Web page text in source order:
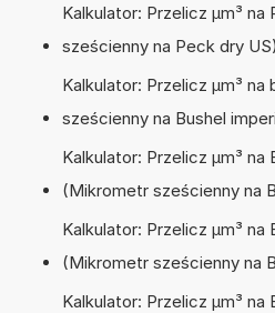
Kalkulator: Przelicz µm³
sześcienny na Peck dry US)
Kalkulator: Przelicz µm³
sześcienny na Bushel
Kalkulator: Przelicz µm³ na
(Mikrometr sześcienny na
Kalkulator: Przelicz µm³ na
(Mikrometr sześcienny na
Kalkulator: Przelicz µm³